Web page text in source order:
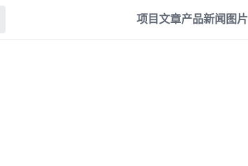
项目文章产品新闻 图片